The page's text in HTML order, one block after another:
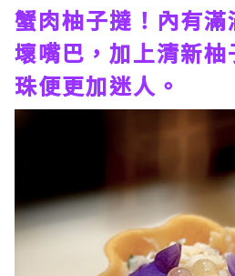
蟹肉柚子撻！內有
壞嘴巴，加上清新
珠便更加迷人。